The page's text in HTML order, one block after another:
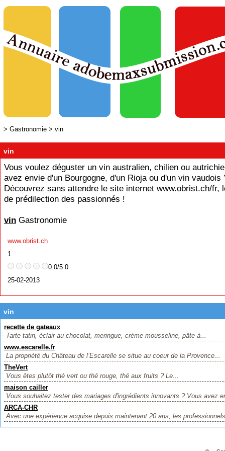
> Gastronomie > vin
vin
Vous voulez déguster un vin australien, chilien ou
avez envie d'un Bourgogne, d'un Rioja ou d'un vin vaudois
Découvrez sans attendre le site internet www.obrist.ch/fr,
de prédilection des passionnés !
vin Gastronomie
www.obrist.ch
1
0.0/5 0
25-02-2013
vin
recette de gateaux
Tarte tatin, éclair au chocolat, meringue, crème mousseline, pâte à...
www.escarelle.fr
La propriété du Château de l’Escarelle se situe au coeur de la Provence...
TheVert
Vous êtes plutôt thé vert ou thé rouge, thé aux fruits ? Le...
maison cailler
Vous souhaitez tester des mariages d'ingrédients innovants ? Vous avez
ARCA-CHR
Avec une expérience acquise depuis maintenant 20 ans, les